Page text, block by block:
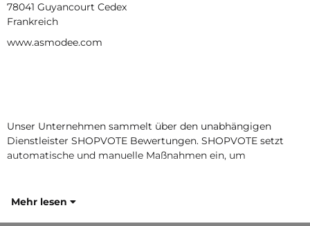
78041 Guyancourt Cedex
Frankreich
www.asmodee.com
Unser Unternehmen sammelt über den unabhängigen
Dienstleister SHOPVOTE Bewertungen. SHOPVOTE setzt
automatische und manuelle Maßnahmen ein, um
Mehr lesen